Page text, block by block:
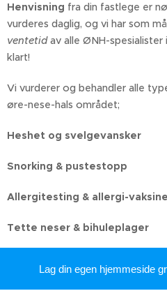
Henvisning fra din fastlege er
vurderes daglig, og vi har som
ventetidav alle ØNH-spesialister
klart!
Vi vurderer og behandler alle
øre-nese-hals området;
Heshet og svelgevansker
Snorking & pustestopp
Allergitesting & allergi-
Tette neser & bihuleplager
Hørselsvurdering &
Lag din egen hjemmeside